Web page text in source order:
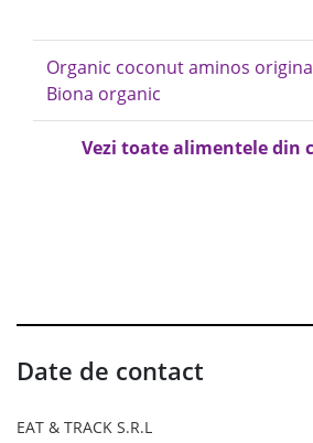
Organic coconut aminos
Biona organic
Vezi toate alimentele din
Date de contact
EAT & TRACK S.R.L